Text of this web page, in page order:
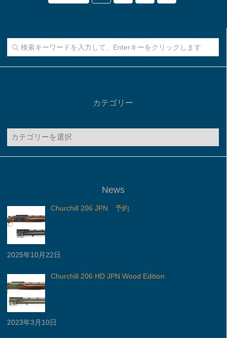
カテゴリー
News
Churchill 206 JPN 予約
2025年10月22日
Churchill 206 HD JPN Wood Edition
2023年3月10日